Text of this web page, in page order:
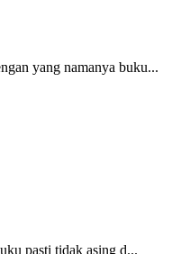
yang namanya buku...
pasti tidak asing d...